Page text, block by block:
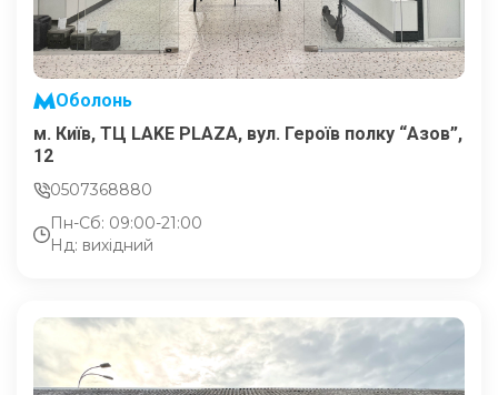
Оболонь
м. Київ, ТЦ LAKE PLAZA, вул. Героїв полку “Азов”,
12
0507368880
Пн-Сб: 09:00-21:00
Нд: вихідний